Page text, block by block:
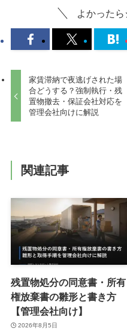
よかったら
家賃滞納で夜逃げされた場
合どうする？強制執行・残
置物撤去・保証会社対応を
管理会社向けに解説
関連記事
残置物処分の同意書・所有
権放棄書の雛形と書き方
【管理会社向け】
2026年8月5日